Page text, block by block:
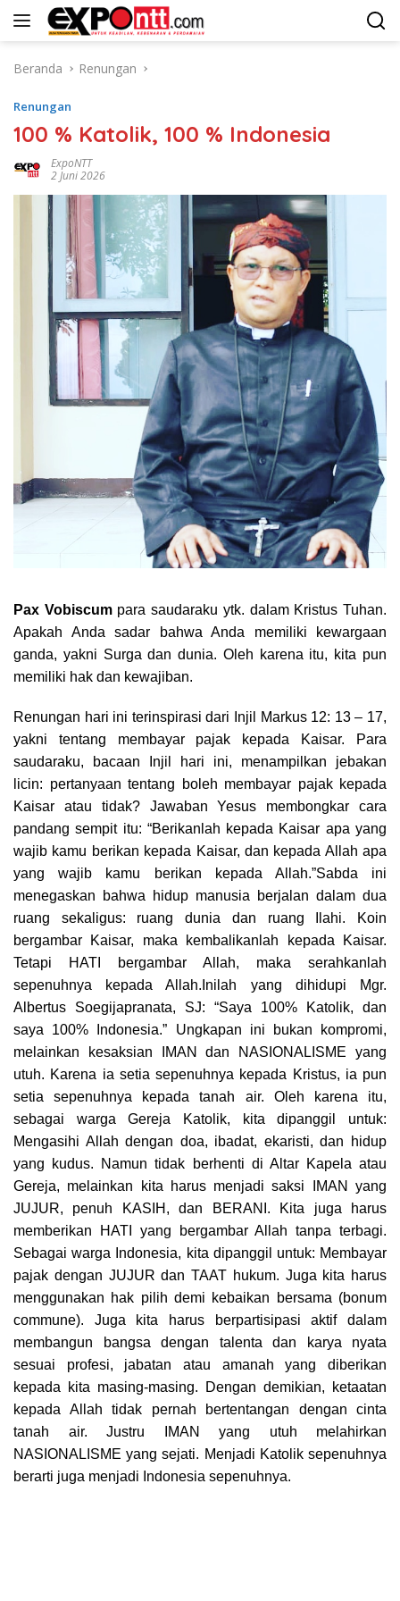
Langsung
Beranda
Renungan
Renungan
100 % Katolik, 100 % Indonesia
ExpoNTT
2 Juni 2026
Pax Vobiscumpara saudaraku ytk. dalam Kristus Tuhan.
Apakah Anda sadar bahwa Anda memiliki kewargaan
ganda, yakni Surga dan dunia. Oleh karena itu, kita pun
memiliki hak dan kewajiban.
Renungan hari ini terinspirasi dari Injil Markus 12: 13 – 17,
yakni tentang membayar pajak kepada Kaisar. Para
saudaraku, bacaan Injil hari ini, menampilkan jebakan
licin: pertanyaan tentang boleh membayar pajak kepada
Kaisar atau tidak? Jawaban Yesus membongkar cara
pandang sempit itu: “Berikanlah kepada Kaisar apa yang
wajib kamu berikan kepada Kaisar, dan kepada Allah apa
yang wajib kamu berikan kepada Allah.”Sabda ini
menegaskan bahwa hidup manusia berjalan dalam dua
ruang sekaligus: ruang dunia dan ruang Ilahi. Koin
bergambar Kaisar, maka kembalikanlah kepada Kaisar.
Tetapi HATI bergambar Allah, maka serahkanlah
sepenuhnya kepada Allah.Inilah yang dihidupi Mgr.
Albertus Soegijapranata, SJ: “Saya 100% Katolik, dan
saya 100% Indonesia.” Ungkapan ini bukan kompromi,
melainkan kesaksian IMAN dan NASIONALISME yang
utuh. Karena ia setia sepenuhnya kepada Kristus, ia pun
setia sepenuhnya kepada tanah air. Oleh karena itu,
sebagai warga Gereja Katolik, kita dipanggil untuk:
Mengasihi Allah dengan doa, ibadat, ekaristi, dan hidup
yang kudus. Namun tidak berhenti di Altar Kapela atau
Gereja, melainkan kita harus menjadi saksi IMAN yang
JUJUR, penuh KASIH, dan BERANI. Kita juga harus
memberikan HATI yang bergambar Allah tanpa terbagi.
Sebagai warga Indonesia, kita dipanggil untuk: Membayar
pajak dengan JUJUR dan TAAT hukum. Juga kita harus
menggunakan hak pilih demi kebaikan bersama (bonum
commune). Juga kita harus berpartisipasi aktif dalam
membangun bangsa dengan talenta dan karya nyata
sesuai profesi, jabatan atau amanah yang diberikan
kepada kita masing-masing. Dengan demikian, ketaatan
kepada Allah tidak pernah bertentangan dengan cinta
tanah air. Justru IMAN yang utuh melahirkan
NASIONALISME yang sejati. Menjadi Katolik sepenuhnya
berarti juga menjadi Indonesia sepenuhnya.